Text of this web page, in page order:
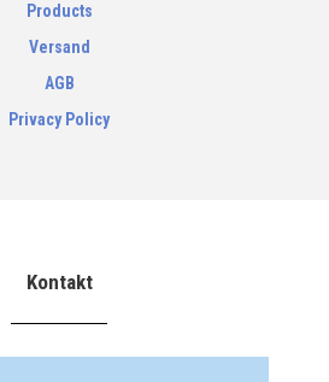
Products
Versand
AGB
Privacy Policy
Kontakt